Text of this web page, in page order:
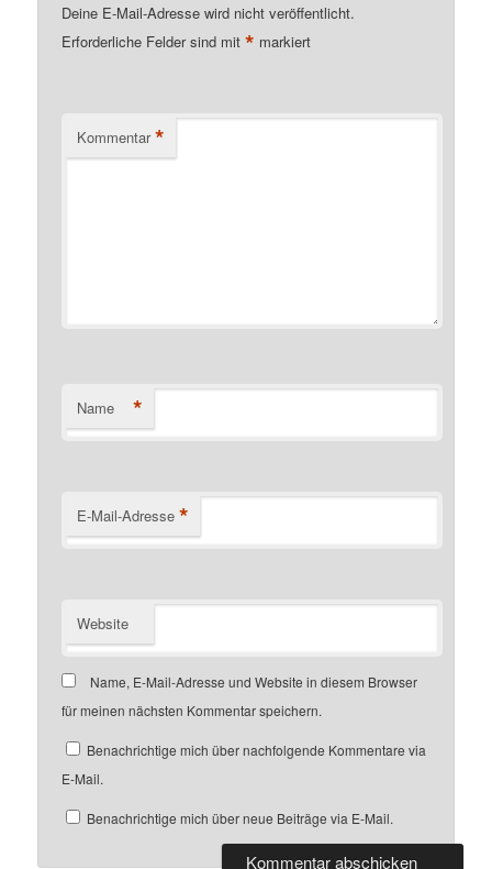
Deine E-Mail-Adresse wird nicht veröffentlicht.
Erforderliche Felder sind mit* markiert
Kommentar *
Name *
E-Mail-Adresse *
Website
Name, E-Mail-Adresse und Website in diesem Browser
für meinen nächsten Kommentar speichern.
Benachrichtige mich über nachfolgende Kommentare via
E-Mail.
Benachrichtige mich über neue Beiträge via E-Mail.